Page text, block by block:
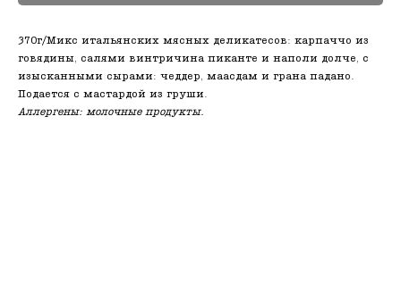
370г/Микс итальянских мясных деликатесов: карпаччо из
говядины, салями винтричина пиканте и наполи долче, с
изысканными сырами: чеддер, маасдам и грана падано.
Подается с мастардой из груши.
Аллергены: молочные продукты.